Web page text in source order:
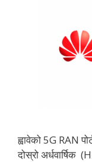
ह्वावेको 5G RAN
दोस्रो